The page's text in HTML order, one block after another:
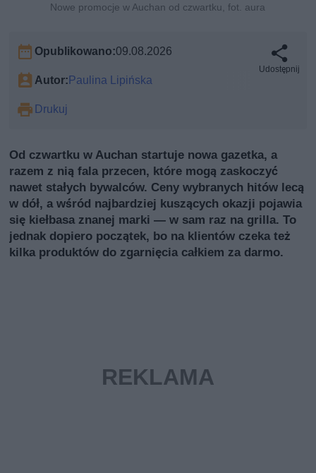
Nowe promocje w Auchan od czwartku, fot. aura
Opublikowano:09.08.2026
Autor:Paulina Lipińska
Drukuj
Udostępnij
Od czwartku w Auchan startuje nowa gazetka, a
razem z nią fala przecen, które mogą zaskoczyć
nawet stałych bywalców. Ceny wybranych hitów lecą
w dół, a wśród najbardziej kuszących okazji pojawia
się kiełbasa znanej marki — w sam raz na grilla. To
jednak dopiero początek, bo na klientów czeka też
kilka produktów do zgarnięcia całkiem za darmo.